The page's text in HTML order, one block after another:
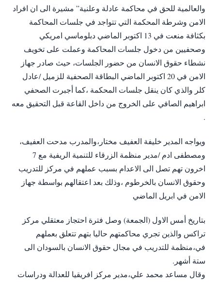
والعالمية للحق في محاكمة عادلة وعلنية” مشيرة الى ان افراد
الامن وشرطة المحكمة التي تتواجد في جلسات المحاكمة
بكثافة منعت في 13 اكتوبر الماضي دبلوماسي امريكي
وصحفيين من دخول جلسات المحاكمة وعملت على تخويف
نشطاء حقوق الانسان من حضور الجلسات، حيث صادر جهاز
الامن في 20 اكتوبر الماضي البطاقة الصحفية للزميل /عادل
كلر والذي كان ينقل جلسات المحكمة ،كما أجبرت الصحفي
ابراهيم الصافي على الخروج من داخل القاعة قبل التحقيق معه
.
ويواجه المدير خليفة العفيف مختار،والمدرب مدحت العفيف،
ومصطفى ادم /مدير منظمة الزرقاء للتنمية الريفية مع 7
اخرون تهم تصل الى الاعدام بسبب عملهم في مركز للتدريب
وحقوق الانسان بالخرطوم ،وذلك بعد اعتقالهم بواسطة جهاز
الامن في ابريل الماضي
بتاريخ أمس الاول (الجمعة) وصل فترة احتجاز معتقلي مركز
تراكس والذين تجري محاكمتهم حاليا بتهم تتعلق بعملهم
في،منظمة للتدريب في مجال حقوق الانسان بالسودان الى
ستة أشهر.
وقال مساعد محمد علي،مدير مركز افريقيا للعدالة ودراسات